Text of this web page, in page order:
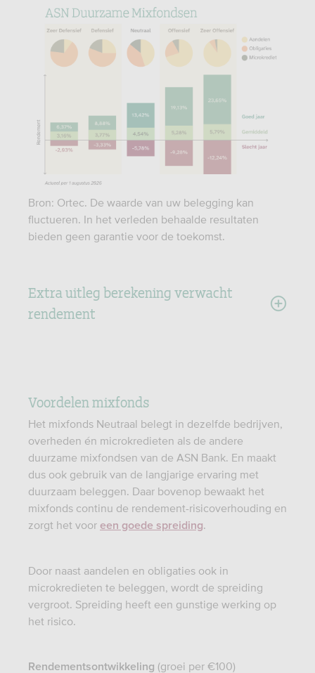
Bron: Ortec. De waarde van uw belegging kan
fluctueren. In het verleden behaalde resultaten
bieden geen garantie voor de toekomst.
Extra uitleg berekening verwacht
rendement
Voordelen mixfonds
Het mixfonds Neutraal belegt in dezelfde bedrijven,
overheden én microkredieten als de andere
duurzame mixfondsen van de ASN Bank. En maakt
dus ook gebruik van de langjarige ervaring met
duurzaam beleggen. Daar bovenop bewaakt het
mixfonds continu de rendement-risicoverhouding en
zorgt het voor een goede spreiding.
Door naast aandelen en obligaties ook in
microkredieten te beleggen, wordt de spreiding
vergroot. Spreiding heeft een gunstige werking op
het risico.
Rendementsontwikkeling (groei per €100)